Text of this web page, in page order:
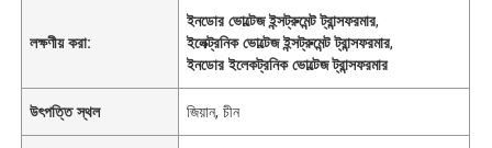
লক্ষণীয় করা:
ইনডোর ভোল্টেজ ইন্সট্রুমেন্ট ট্রান্সফরমার,
ইলেক্ট্রনিক ভোল্টেজ ইন্সট্রুমেন্ট ট্রান্সফরমার,
ইনডোর ইলেকট্রনিক ভোল্টেজ ট্রান্সফরমার
উৎপত্তি স্থল জিয়ান, চীন